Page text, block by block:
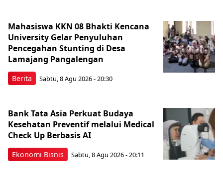
Berita
Mahasiswa KKN 08 Bhakti Kencana
University Gelar Penyuluhan
Pencegahan Stunting di Desa
Lamajang Pangalengan
Sabtu, 8 Agu 2026 - 20:30
Ekonomi Bisnis
Bank Tata Asia Perkuat Budaya
Kesehatan Preventif melalui Medical
Check Up Berbasis AI
Sabtu, 8 Agu 2026 - 20:11